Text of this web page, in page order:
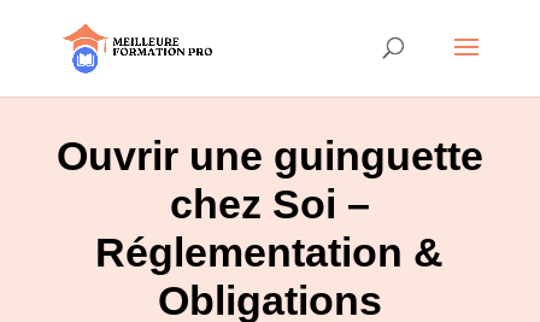
Ouvrir une guinguette
chez Soi –
Réglementation &
Obligations